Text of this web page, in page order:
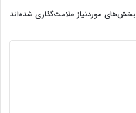
بخش‌های موردنیاز علامت‌گذاری شده‌اند